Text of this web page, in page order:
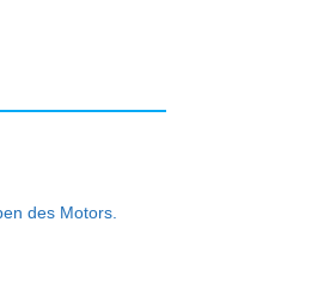
des Motors.